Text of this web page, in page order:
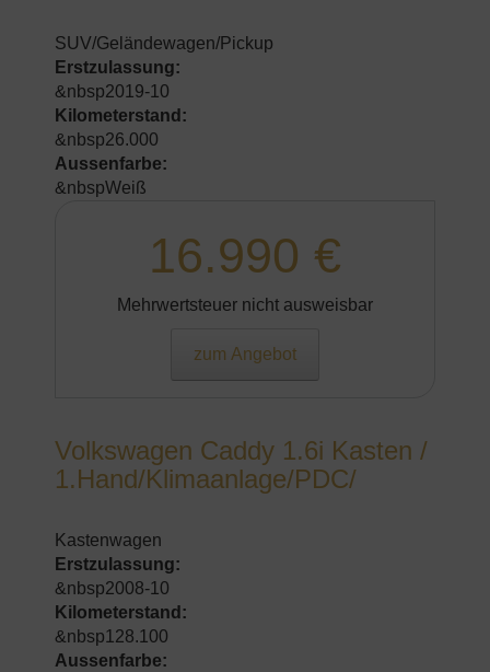
SUV/Geländewagen/Pickup
Erstzulassung:
&nbsp2019-10
Kilometerstand:
&nbsp26.000
Aussenfarbe:
&nbspWeiß
16.990 €
Mehrwertsteuer nicht ausweisbar
zum Angebot
Volkswagen Caddy 1.6i Kasten /
1.Hand/Klimaanlage/PDC/
Kastenwagen
Erstzulassung:
&nbsp2008-10
Kilometerstand:
&nbsp128.100
Aussenfarbe: